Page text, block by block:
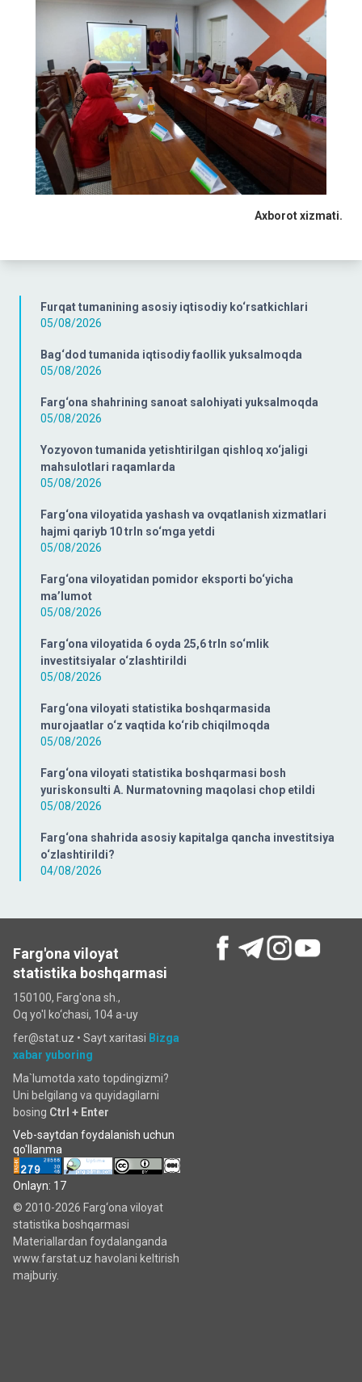
Furqat tumanining asosiy iqtisodiy ko‘rsatkichlari
05/08/2026
Bag‘dod tumanida iqtisodiy faollik yuksalmoqda
05/08/2026
Farg‘ona shahrining sanoat salohiyati yuksalmoqda
05/08/2026
Yozyovon tumanida yetishtirilgan qishloq xo‘jaligi
mahsulotlari raqamlarda
05/08/2026
Farg‘ona viloyatida yashash va ovqatlanish xizmatlari
hajmi qariyb 10 trln so‘mga yetdi
05/08/2026
Farg‘ona viloyatidan pomidor eksporti bo‘yicha
ma’lumot
05/08/2026
Farg‘ona viloyatida 6 oyda 25,6 trln so‘mlik
investitsiyalar o‘zlashtirildi
05/08/2026
Farg‘ona viloyati statistika boshqarmasida
murojaatlar o‘z vaqtida ko‘rib chiqilmoqda
05/08/2026
Farg‘ona viloyati statistika boshqarmasi bosh
yuriskonsulti A. Nurmatovning maqolasi chop etildi
05/08/2026
Farg‘ona shahrida asosiy kapitalga qancha investitsiya
o‘zlashtirildi?
04/08/2026
Axborot xizmati.
Farg'ona viloyat
statistika boshqarmasi
150100, Farg'ona sh.,
Oq yo'l ko‘chаsi, 104 a-uy
fer@stat.uz • Sayt xaritasi Bizga
xabar yuboring
Ma`lumotda xato topdingizmi?
Uni belgilang va quyidagilarni
bosing Ctrl + Enter
Veb-saytdan foydalanish uchun
qo'llanma
Onlayn: 17
© 2010-2026 Farg‘ona viloyat
statistika boshqarmasi
Materiallardan foydalanganda
www.farstat.uz havolani keltirish
majburiy.